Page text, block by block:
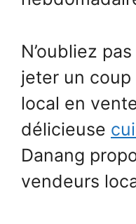
N’oubliez
jeter un coup
local en
délicieuse
Danang
vendeurs